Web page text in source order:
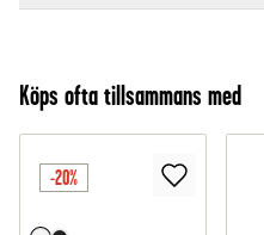
Köps ofta tillsammans med
-20%